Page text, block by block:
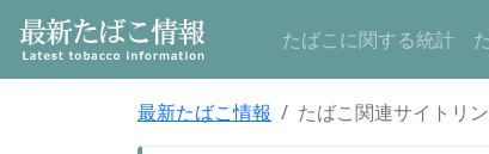
たばこに関する統計
最新たばこ情報 たばこ関連サイトリ